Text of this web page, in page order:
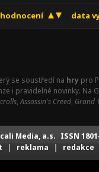
hodnocení data
se soustředí na hry pro
i pravidelné novinky. Na
,Assassin's Creed, Grand
Media, a.s. ISSN
| reklama | redakce